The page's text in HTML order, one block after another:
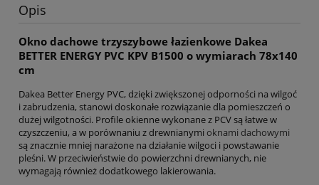
Opis
Okno dachowe trzyszybowe łazienkowe Dakea
BETTER ENERGY PVC KPV B1500 o wymiarach 78x140
cm
Dakea Better Energy PVC, dzięki zwiększonej odporności na wilgoć
i zabrudzenia, stanowi doskonałe rozwiązanie dla pomieszczeń o
dużej wilgotności. Profile okienne wykonane z PCV są łatwe w
czyszczeniu, a w porównaniu z drewnianymi oknami dachowymi
są znacznie mniej narażone na działanie wilgoci i powstawanie
pleśni. W przeciwieństwie do powierzchni drewnianych, nie
wymagają również dodatkowego lakierowania.